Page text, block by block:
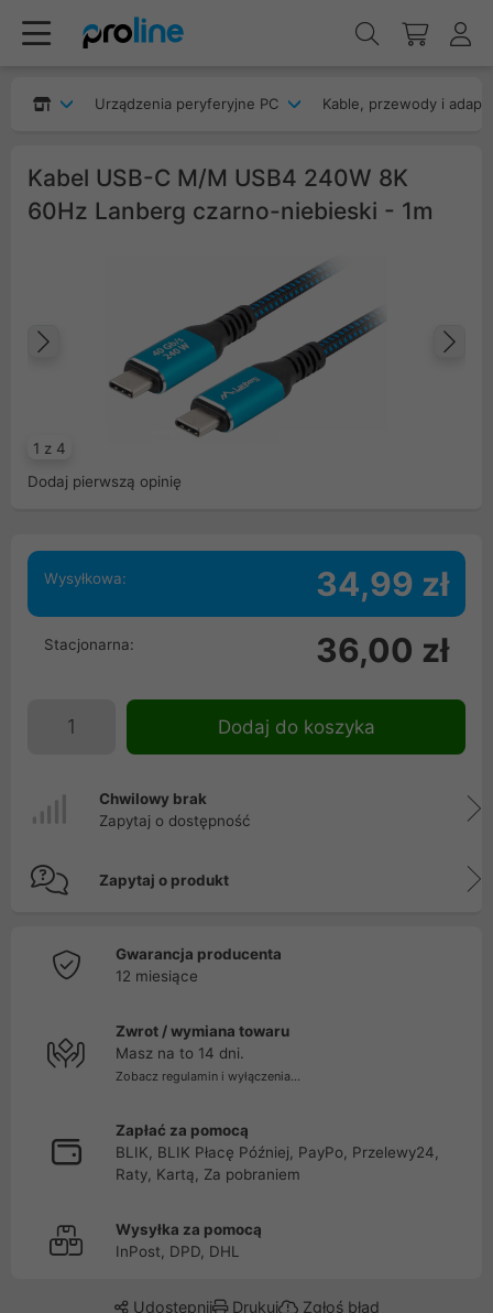
Urządzenia peryferyjne PC Kable, przewody i
Kabel USB-C M/M USB4 240W 8K
60Hz Lanberg czarno-niebieski - 1m
1 z 4
Poprzedni
Dodaj pierwszą opinię
Wysyłkowa: 34,99 zł
Stacjonarna: 36,00 zł
Dodaj do koszyka
Chwilowy brak
Zapytaj o dostępność
Zapytaj o produkt
Gwarancja producenta
12 miesiące
Zwrot / wymiana towaru
Masz na to 14 dni.
Zobacz regulamin i wyłączenia...
Zapłać za pomocą
BLIK, BLIK Płacę Później, PayPo, Przelewy24,
Raty, Kartą, Za pobraniem
Wysyłka za pomocą
InPost, DPD, DHL
Udostępnij Drukuj Zgłoś błąd